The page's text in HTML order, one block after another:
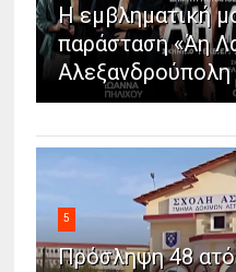
Η εμβληματική
παράσταση «Άη
Αλεξανδρούπολη
5
Πρόσληψη 48